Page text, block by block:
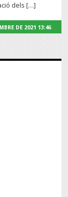
dels […]
DE 2021 13:46